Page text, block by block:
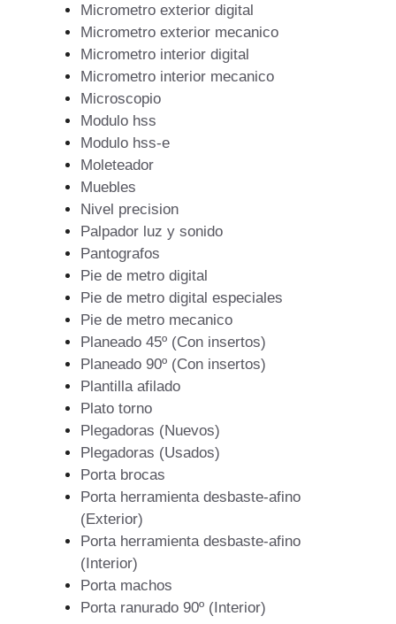
Micrometro exterior digital
Micrometro exterior mecanico
Micrometro interior digital
Micrometro interior mecanico
Microscopio
Modulo hss
Modulo hss-e
Moleteador
Muebles
Nivel precision
Palpador luz y sonido
Pantografos
Pie de metro digital
Pie de metro digital especiales
Pie de metro mecanico
Planeado 45º (Con insertos)
Planeado 90º (Con insertos)
Plantilla afilado
Plato torno
Plegadoras (Nuevos)
Plegadoras (Usados)
Porta brocas
Porta herramienta desbaste-afino
(Exterior)
Porta herramienta desbaste-afino
(Interior)
Porta machos
Porta ranurado 90º (Interior)